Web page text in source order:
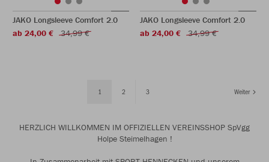
JAKO Longsleeve Comfort 2.0
ab 24,00 €
34,99 €
JAKO Longsleeve Comfort 2.0
ab 24,00 €
34,99 €
1 2 3 Weiter
HERZLICH WILLKOMMEN IM OFFIZIELLEN VEREINSSHOP SpVgg
Holpe Steimelhagen !